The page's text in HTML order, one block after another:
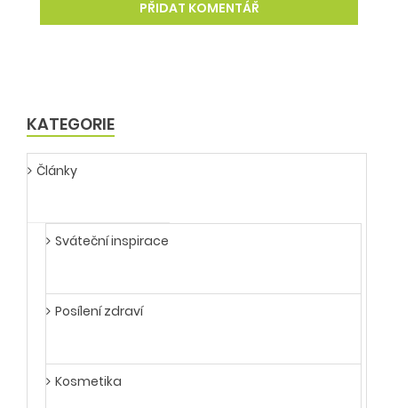
KATEGORIE
Články
Sváteční inspirace
Posílení zdraví
Kosmetika